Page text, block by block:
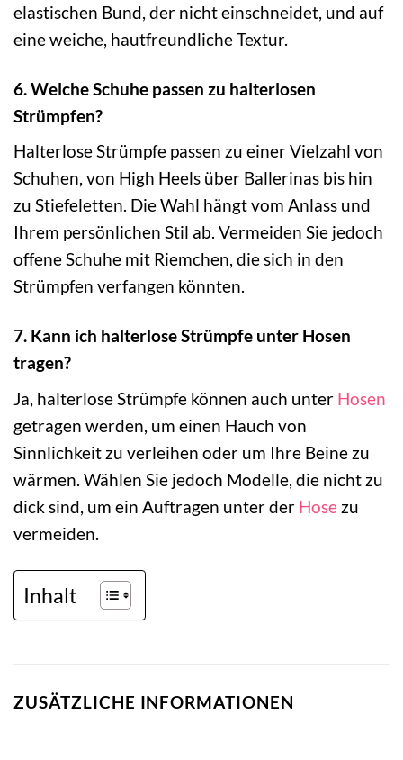
elastischen Bund, der nicht einschneidet, und auf
eine weiche, hautfreundliche Textur.
6. Welche Schuhe passen zu halterlosen
Strümpfen?
Halterlose Strümpfe passen zu einer Vielzahl von
Schuhen, von High Heels über Ballerinas bis hin
zu Stiefeletten. Die Wahl hängt vom Anlass und
Ihrem persönlichen Stil ab. Vermeiden Sie jedoch
offene Schuhe mit Riemchen, die sich in den
Strümpfen verfangen könnten.
7. Kann ich halterlose Strümpfe unter Hosen
tragen?
Ja, halterlose Strümpfe können auch unter Hosen
getragen werden, um einen Hauch von
Sinnlichkeit zu verleihen oder um Ihre Beine zu
wärmen. Wählen Sie jedoch Modelle, die nicht zu
dick sind, um ein Auftragen unter der Hose zu
vermeiden.
Inhalt
ZUSÄTZLICHE INFORMATIONEN